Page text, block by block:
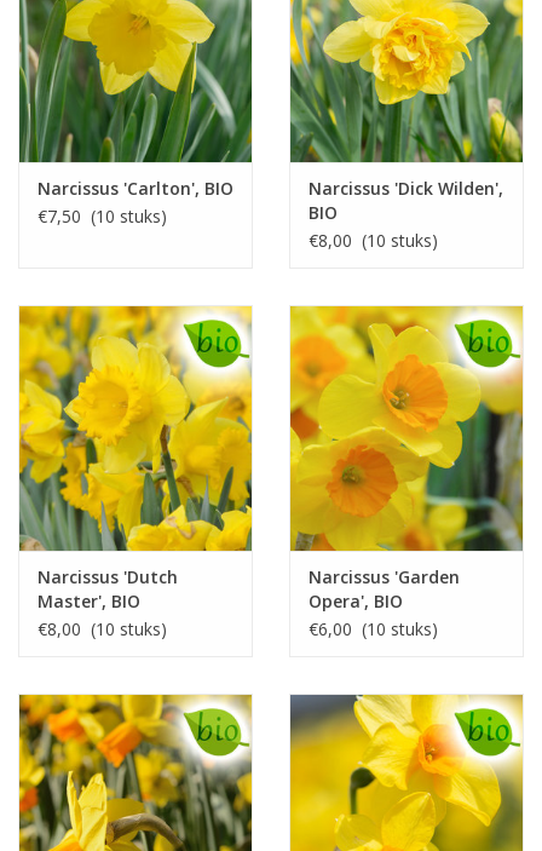
Narcissus 'Carlton', BIO
€7,50 (10 stuks)
Narcissus 'Dick Wilden',
BIO
€8,00 (10 stuks)
Narcissus 'Dutch
Master', BIO
€8,00 (10 stuks)
Narcissus 'Garden
Opera', BIO
€6,00 (10 stuks)